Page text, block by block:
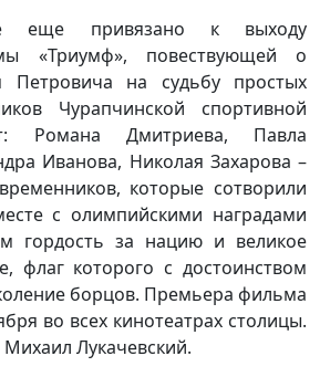
еще привязано к выходу
«Триумф», повествующей о
Петровича на судьбу простых
Чурапчинской спортивной
Романа Дмитриева, Павла
Иванова, Николая Захарова –
которые сотворили
с олимпийскими наградами
гордость за нацию и великое
флаг которого с достоинством
борцов. Премьера фильма
во всех кинотеатрах столицы.
Лукачевский.